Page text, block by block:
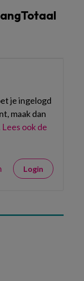
je ingelogd
maak dan
Lees ook de
Login